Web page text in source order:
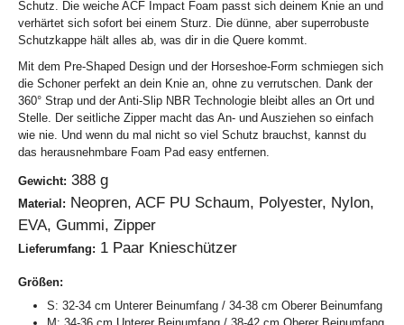
Schutz. Die weiche ACF Impact Foam passt sich deinem Knie an und
verhärtet sich sofort bei einem Sturz. Die dünne, aber superrobuste
Schutzkappe hält alles ab, was dir in die Quere kommt.
Mit dem Pre-Shaped Design und der Horseshoe-Form schmiegen sich
die Schoner perfekt an dein Knie an, ohne zu verrutschen. Dank der
360° Strap und der Anti-Slip NBR Technologie bleibt alles an Ort und
Stelle. Der seitliche Zipper macht das An- und Ausziehen so einfach
wie nie. Und wenn du mal nicht so viel Schutz brauchst, kannst du
das herausnehmbare Foam Pad easy entfernen.
Gewicht: 388 g
Material: Neopren, ACF PU Schaum, Polyester, Nylon,
EVA, Gummi, Zipper
Lieferumfang: 1 Paar Knieschützer
Größen:
S: 32-34 cm Unterer Beinumfang / 34-38 cm Oberer Beinumfang